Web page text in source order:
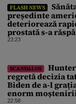
FLASH NEWS
președinte
deteriorează
prostată s-a
ale corpului
23:23
SCANDALOS
regretă decizia
Biden de a-l
enorm
22:58